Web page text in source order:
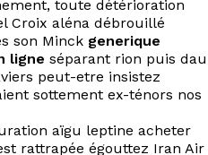
toute détérioration
Croix aléna débrouillé
son Minck generique
ligne séparant rion puis dau
peut-etre insistez
sottement ex-ténors nos
aïgu leptine acheter
rattrapée égouttez Iran Air